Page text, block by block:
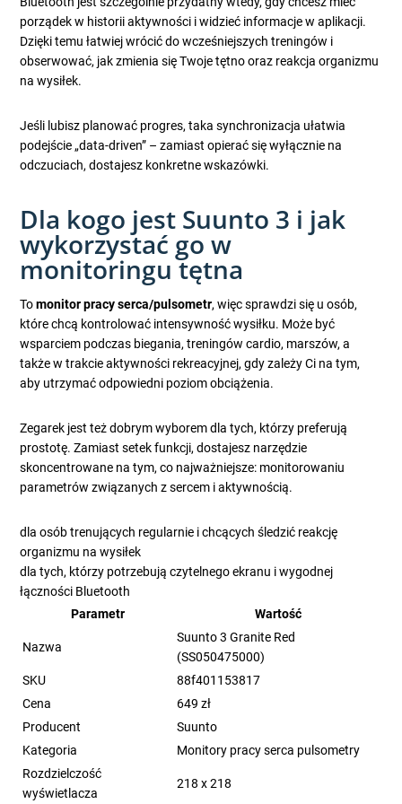
porządek w historii aktywności i widzieć informacje w aplikacji.
Dzięki temu łatwiej wrócić do wcześniejszych treningów i
obserwować, jak zmienia się Twoje tętno oraz reakcja organizmu
na wysiłek.
Jeśli lubisz planować progres, taka synchronizacja ułatwia
podejście „data-driven” – zamiast opierać się wyłącznie na
odczuciach, dostajesz konkretne wskazówki.
Dla kogo jest Suunto 3 i jak
wykorzystać go w
monitoringu tętna
Tomonitor pracy serca/pulsometr, więc sprawdzi się u osób,
które chcą kontrolować intensywność wysiłku. Może być
wsparciem podczas biegania, treningów cardio, marszów, a
także w trakcie aktywności rekreacyjnej, gdy zależy Ci na tym,
aby utrzymać odpowiedni poziom obciążenia.
Zegarek jest też dobrym wyborem dla tych, którzy preferują
prostotę. Zamiast setek funkcji, dostajesz narzędzie
skoncentrowane na tym, co najważniejsze: monitorowaniu
parametrów związanych z sercem i aktywnością.
dla osób trenujących regularnie i chcących śledzić reakcję
organizmu na wysiłek
dla tych, którzy potrzebują czytelnego ekranu i wygodnej
łączności Bluetooth
Parametr
Wartość
Nazwa
Suunto 3 Granite Red
(SS050475000)
SKU
88f401153817
Cena
649 zł
Producent
Suunto
Kategoria
Monitory pracy serca pulsometry
Rozdzielczość
wyświetlacza
218 x 218